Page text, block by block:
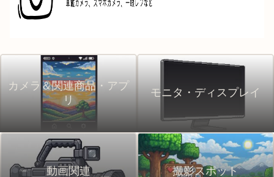
カメラ＆関連商品・アプ
リ
モニタ・ディスプレイ
動画関連 撮影スポット